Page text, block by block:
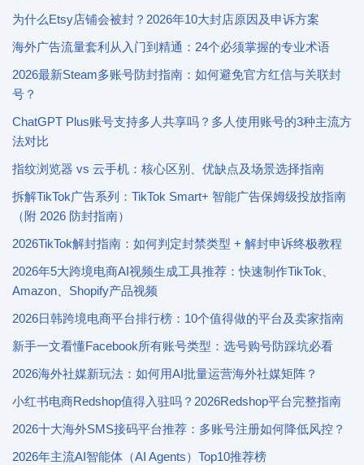
为什么Etsy店铺会被封？2026年10大封店原因及申诉方案
海外广告流量套利从入门到精通：24个必须掌握的专业术语
2026最新Steam多账号防封指南：如何避免官方红信与关联封
号？
ChatGPT Plus账号支持多人共享吗？多人使用账号的3种主流方
法对比
指纹浏览器 vs 云手机：核心区别、优缺点及场景选择指南
拆解TikTok广告系列：TikTok Smart+ 智能广告保姆级投放指南
（附 2026 防封指南）
2026TikTok解封指南：如何判定封禁类型 + 解封申诉终极教程
2026年5大跨境电商AI视频生成工具推荐：快速制作TikTok、
Amazon、Shopify产品视频
2026日韩跨境电商平台排行榜：10个值得做的平台及卖家指南
新手一文看懂Facebook所有账号类型：选号购号防踩坑必看
2026海外社媒新玩法：如何用AI批量运营海外社媒矩阵？
小红书电商Redshop值得入驻吗？2026Redshop平台完整指南
2026十大海外SMS接码平台推荐：多账号注册如何降低风控？
2026年主流AI智能体（AI Agents）Top10推荐榜